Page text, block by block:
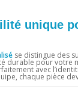
unique
se distingue des
durable pour votre
avec
chaque pièce